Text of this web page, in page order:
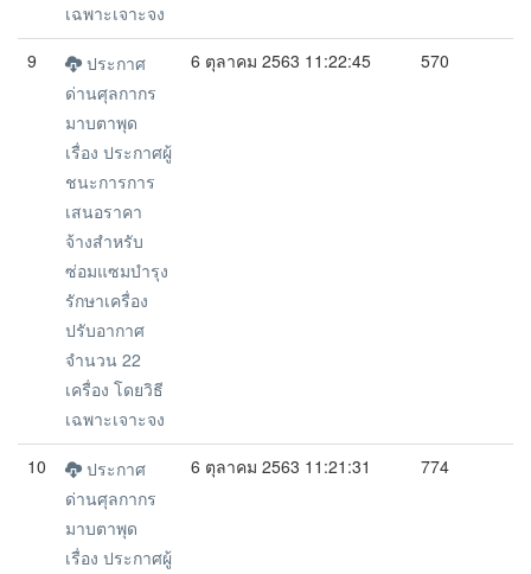
เฉพาะเจาะจง
9
ประกาศ
ด่านศุลกากร
มาบตาพุด
เรื่อง ประกาศผู้
ชนะการการ
เสนอราคา
จ้างสำหรับ
ซ่อมแซมบำรุง
รักษาเครื่อง
ปรับอากาศ
จำนวน 22
เครื่อง โดยวิธี
เฉพาะเจาะจง
6 ตุลาคม 2563 11:22:45 570
10
ประกาศ
ด่านศุลกากร
มาบตาพุด
เรื่อง ประกาศผู้
6 ตุลาคม 2563 11:21:31 774